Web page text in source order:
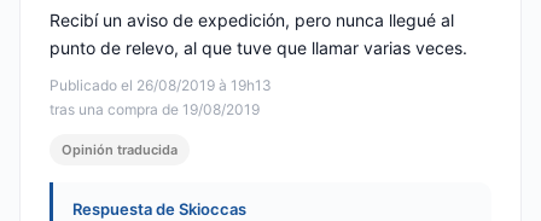
Publicado el 26/08/2019 à 19h13
tras una compra de 19/08/2019
Recibí un aviso de expedición, pero nunca llegué al
punto de relevo, al que tuve que llamar varias veces.
Opinión traducida
Respuesta de Skioccas